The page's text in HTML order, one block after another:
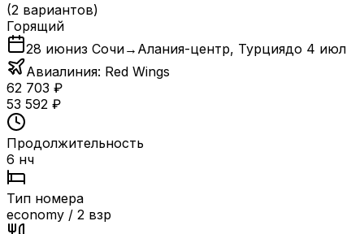
(2 вариантов)
Горящий
28 июниз Сочи→ Алания-центр, Турциядо 4 июл
Авиалиния: Red Wings
62 703 ₽
53 592 ₽
Продолжительность
6 нч
Тип номера
economy / 2 взр